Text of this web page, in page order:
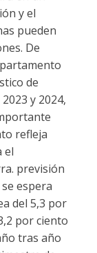
y el
pueden
De
de
y 2024,
refleja
el
previsión
espera
del 5,3 por
por ciento
tras año